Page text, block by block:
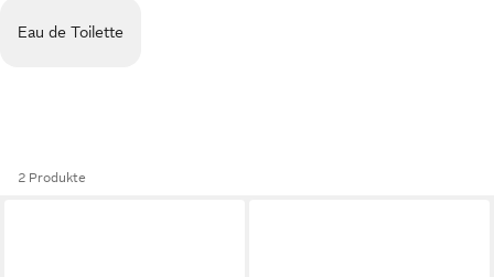
Eau de Toilette
2 Produkte